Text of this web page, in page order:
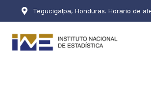
Tegucigalpa, Honduras. Horario de